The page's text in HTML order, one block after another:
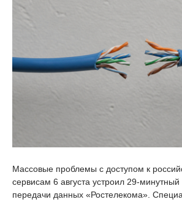
Массовые проблемы с доступом к
сервисам 6 августа устроил 29-минутный
передачи данных «Ростелекома».